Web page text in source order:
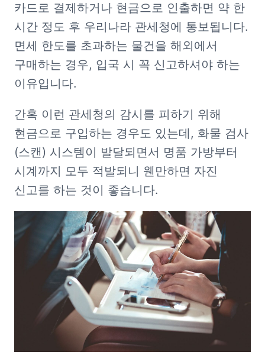
카드로 결제하거나 현금으로 인출하면 약 한
시간 정도 후 우리나라 관세청에 통보됩니다.
면세 한도를 초과하는 물건을 해외에서
구매하는 경우, 입국 시 꼭 신고하셔야 하는
이유입니다.
간혹 이런 관세청의 감시를 피하기 위해
현금으로 구입하는 경우도 있는데, 화물 검사
(스캔) 시스템이 발달되면서 명품 가방부터
시계까지 모두 적발되니 웬만하면 자진
신고를 하는 것이 좋습니다.